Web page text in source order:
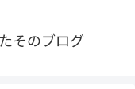
そのブログ